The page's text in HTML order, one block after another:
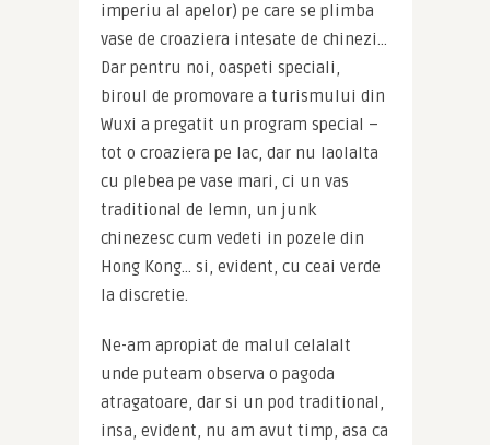
imperiu al apelor) pe care se plimba
vase de croaziera intesate de chinezi…
Dar pentru noi, oaspeti speciali,
biroul de promovare a turismului din
Wuxi a pregatit un program special –
tot o croaziera pe lac, dar nu laolalta
cu plebea pe vase mari, ci un vas
traditional de lemn, un junk
chinezesc cum vedeti in pozele din
Hong Kong… si, evident, cu ceai verde
la discretie.
Ne-am apropiat de malul celalalt
unde puteam observa o pagoda
atragatoare, dar si un pod traditional,
insa, evident, nu am avut timp, asa ca